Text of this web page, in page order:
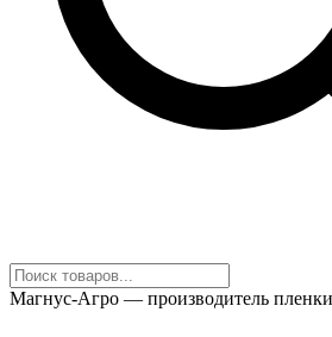
Магнус-Агро — производитель